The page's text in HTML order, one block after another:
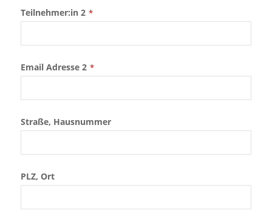
Teilnehmer:in 2 *
Email Adresse 2 *
Straße, Hausnummer
PLZ, Ort